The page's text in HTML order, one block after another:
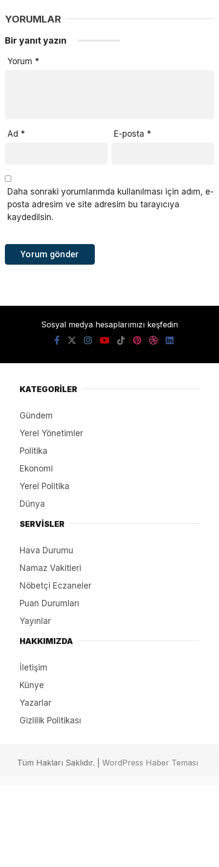
YORUMLAR
Bir yanıt yazın
Yorum *
Ad * E-posta *
Daha sonraki yorumlarımda kullanılması için adım, e-
posta adresim ve site adresim bu tarayıcıya
kaydedilsin.
Sosyal medya hesaplarımızı keşfedin
KATEGORİLER
Gündem
Yerel Yönetimler
Politika
Ekonomi
Yerel Politika
Dünya
SERVİSLER
Hava Durumu
Namaz Vakitleri
Nöbetçi Eczaneler
Puan Durumları
Yayınlar
HAKKIMIZDA
İletişim
Künye
Yazarlar
Gizlilik Politikası
Tüm Hakları Saklıdır. | WordPress Haber Teması